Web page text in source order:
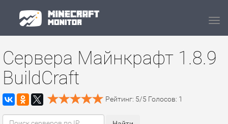
Сервера Майнкрафт 1.8.9
BuildCraft
Рейтинг: 5/5 Голосов: 1